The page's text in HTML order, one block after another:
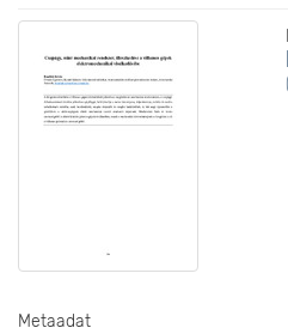
Metaadat